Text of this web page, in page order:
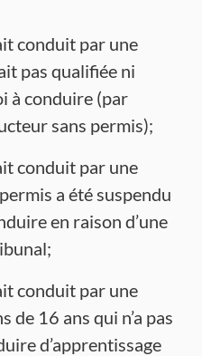
conduit par une
pas qualifiée ni
à conduire (par
sans permis);
conduit par une
a été suspendu
en raison d’une
conduit par une
de 16 ans qui n’a pas
d’apprentissage